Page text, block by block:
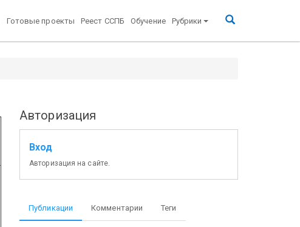
Готовые проекты Реест ССПБ Обучение Рубрики
Авторизация
Вход
Авторизация на сайте.
Публикации Комментарии Теги